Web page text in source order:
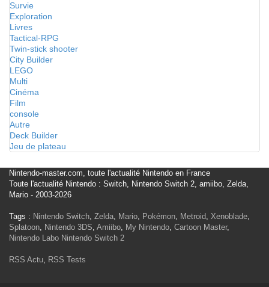
Survie
Exploration
Livres
Tactical-RPG
Twin-stick shooter
City Builder
LEGO
Multi
Cinéma
Film
console
Autre
Deck Builder
Jeu de plateau
Nintendo-master.com, toute l'actualité Nintendo en France
Toute l'actualité Nintendo : Switch, Nintendo Switch 2, amiibo, Zelda,
Mario - 2003-2026
Tags : Nintendo Switch, Zelda, Mario, Pokémon, Metroid, Xenoblade,
Splatoon, Nintendo 3DS, Amiibo, My Nintendo, Cartoon Master,
Nintendo Labo Nintendo Switch 2
RSS Actu, RSS Tests